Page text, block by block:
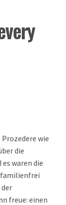
wie
die
waren die
familienfrei
freue: einen